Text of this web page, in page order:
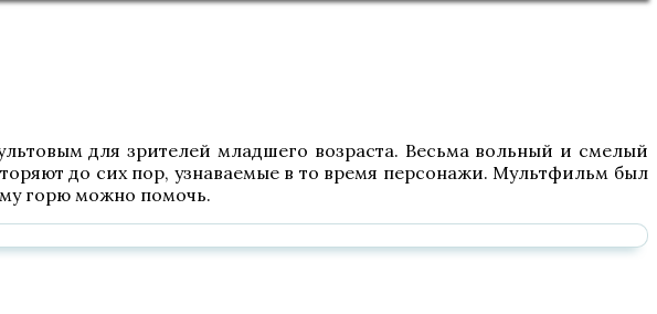
для зрителей младшего возраста. Весьма вольный и смелый
до сих пор, узнаваемые в то время персонажи. Мультфильм был
горю можно помочь.